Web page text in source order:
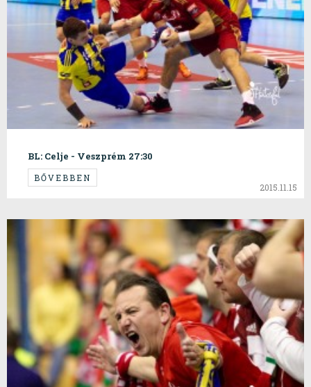
BL: Celje - Veszprém 27:30
BŐVEBBEN
2015.11.15